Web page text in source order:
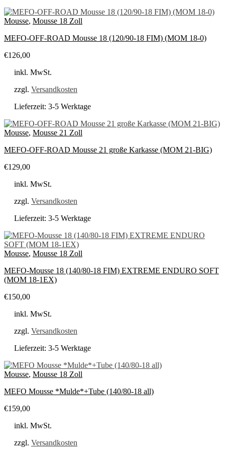
Mousse, Mousse 18 Zoll
MEFO-OFF-ROAD Mousse 18 (120/90-18 FIM) (MOM 18-0)
€126,00
inkl. MwSt.
zzgl. Versandkosten
Lieferzeit: 3-5 Werktage
Mousse, Mousse 21 Zoll
MEFO-OFF-ROAD Mousse 21 große Karkasse (MOM 21-BIG)
€129,00
inkl. MwSt.
zzgl. Versandkosten
Lieferzeit: 3-5 Werktage
Mousse, Mousse 18 Zoll
MEFO-Mousse 18 (140/80-18 FIM) EXTREME ENDURO SOFT
(MOM 18-1EX)
€150,00
inkl. MwSt.
zzgl. Versandkosten
Lieferzeit: 3-5 Werktage
Mousse, Mousse 18 Zoll
MEFO Mousse *Mulde*+Tube (140/80-18 all)
€159,00
inkl. MwSt.
zzgl. Versandkosten